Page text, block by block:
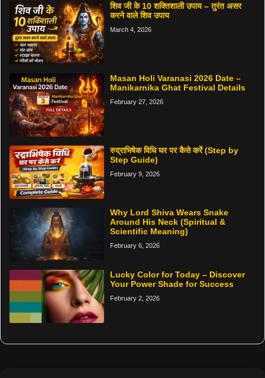
शिव जी के 10 शक्तिशाली उपाय – तुरंत असर
करने वाले शिव उपाय
March 4, 2026
Masan Holi Varanasi 2026 Date –
Manikarnika Ghat Festival Details
February 27, 2026
रुद्राभिषेक विधि घर पर कैसे करें (Step by
Step Guide)
February 9, 2026
Why Lord Shiva Wears Snake
Around His Neck (Spiritual &
Scientific Meaning)
February 6, 2026
Lucky Color for Today – Discover
Your Power Shade for Success
February 2, 2026